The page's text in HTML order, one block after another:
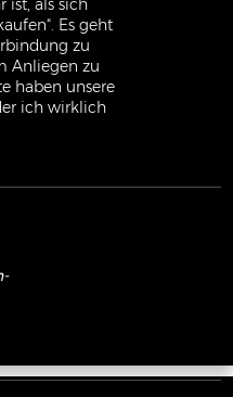
ist, als sich
Es geht
zu
Anliegen zu
haben unsere
ich wirklich